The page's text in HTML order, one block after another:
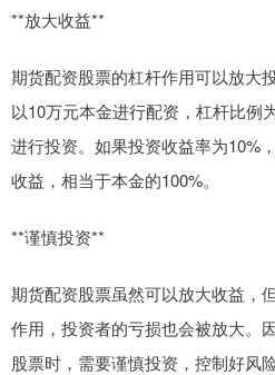
**放大收益**
期货配资股票的杠杆作用可以放大
以10万元本金进行配资，杠杆比例
进行投资。如果投资收益率为10%
收益，相当于本金的100%。
**谨慎投资**
期货配资股票虽然可以放大收益，
作用，投资者的亏损也会被放大。
股票时，需要谨慎投资，控制好风险